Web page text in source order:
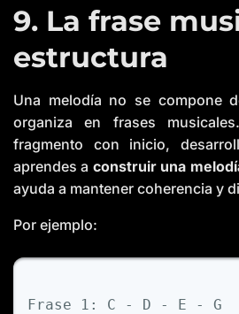
9. La frase
estructura
Una melodía no se compone
organiza en frases
fragmento con inicio,
aprendes a construir una
ayuda a mantener coherencia y
Por ejemplo:
Frase 1 : C - D - E -
G